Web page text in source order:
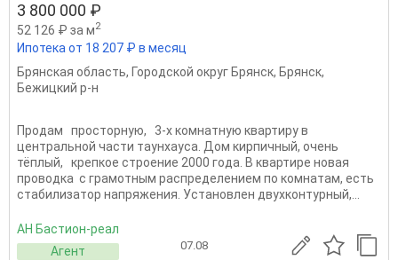
3 800 000 ₽
52 126 ₽ за м2
Ипотека от 18 207 ₽ в месяц
Брянская область, Городской округ Брянск, Брянск,
Бежицкий р-н
Продам просторную, 3-х комнатную квартиру в
центральной части таунхауса. Дом кирпичный, очень
тёплый, крепкое строение 2000 года. В квартире новая
проводка с грамотным распределением по комнатам, есть
стабилизатор напряжения. Установлен двухконтурный,...
АН Бастион-реал
Агент
07.08